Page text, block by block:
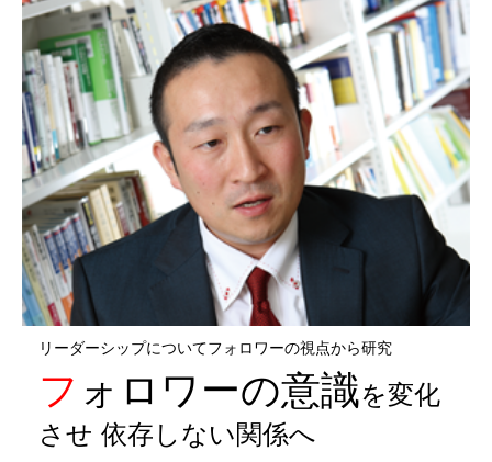
リーダーシップについてフォロワーの視点から研究
フォロワーの意識を変化
させ 依存しない関係へ